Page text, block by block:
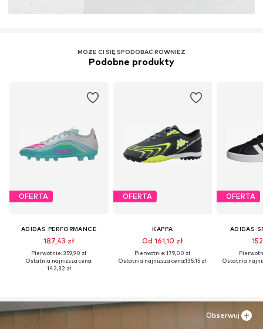
MOŻE CI SIĘ SPODOBAĆ RÓWNIEŻ
Podobne produkty
OFERTA
ADIDAS PERFORMANCE
187,43 zł
Pierwotnie: 359,90 zł
Ostatnia najniższa cena:
142,32 zł
OFERTA
KAPPA
Od 161,10 zł
Pierwotnie: 179,00 zł
Ostatnia najniższa cena:135,15 zł
OFERTA
ADIDAS
Ostatnia
Obserwuj